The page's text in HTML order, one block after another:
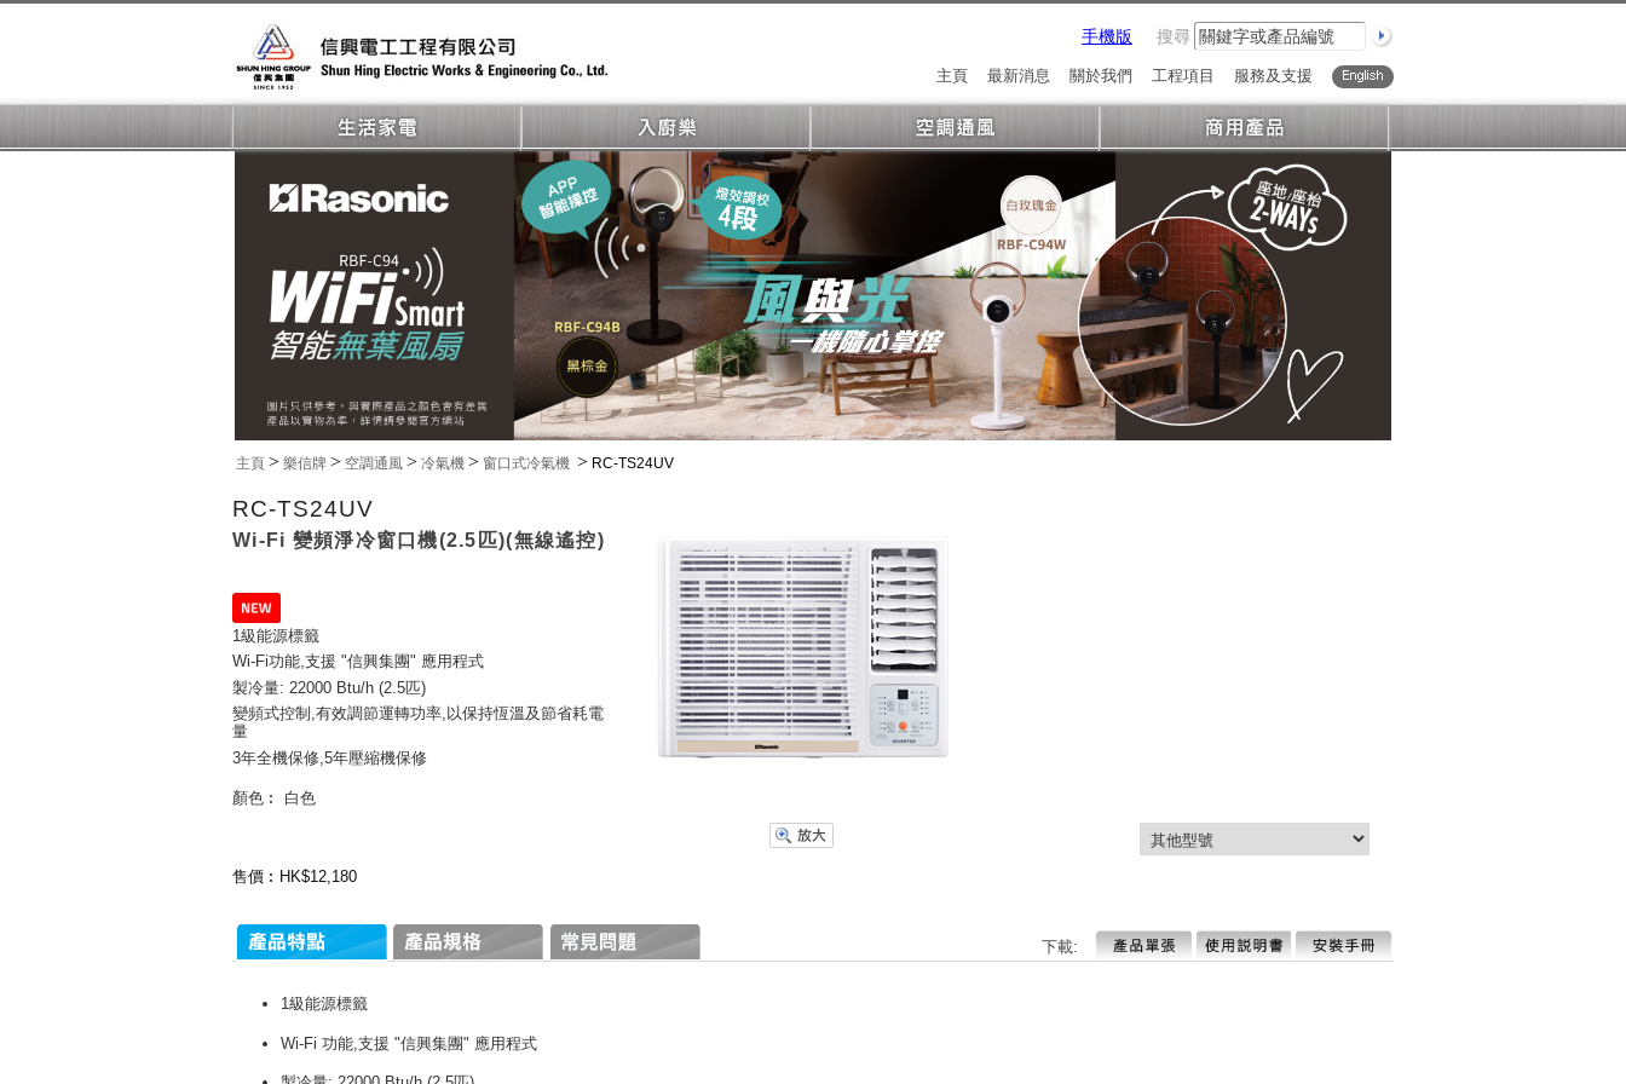
手機版 搜尋
服務及支援
工程項目
關於我們
最新消息
主頁
主頁 > 樂信牌 > 空調通風 > 冷氣機 > 窗口式冷氣機 > RC-TS24UV
RC-TS24UV
Wi-Fi 變頻淨冷窗口機(2.5匹)(無線遙控)
1級能源標籤
Wi-Fi功能,支援 "信興集團" 應用程式
製冷量: 22000 Btu/h (2.5匹)
變頻式控制 ,有效調節運轉功率,以保持恆溫及節省耗電
量
3年全機保修,5年壓縮機保修
顏色︰ 白色
售價︰HK$12,180
下載:
1級能源標籤
Wi-Fi 功能,支援 "信興集團" 應用程式